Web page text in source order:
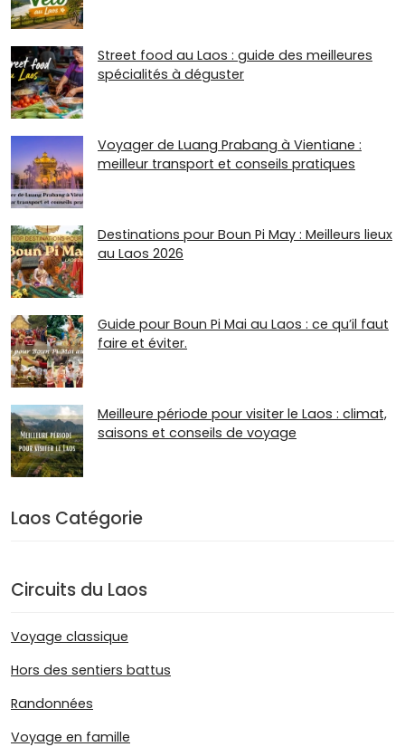
Street food au Laos : guide des meilleures
spécialités à déguster
Voyager de Luang Prabang à Vientiane :
meilleur transport et conseils pratiques
Destinations pour Boun Pi May : Meilleurs lieux
au Laos 2026
Guide pour Boun Pi Mai au Laos : ce qu’il faut
faire et éviter.
Meilleure période pour visiter le Laos : climat,
saisons et conseils de voyage
Laos Catégorie
Circuits du Laos
Voyage classique
Hors des sentiers battus
Randonnées
Voyage en famille